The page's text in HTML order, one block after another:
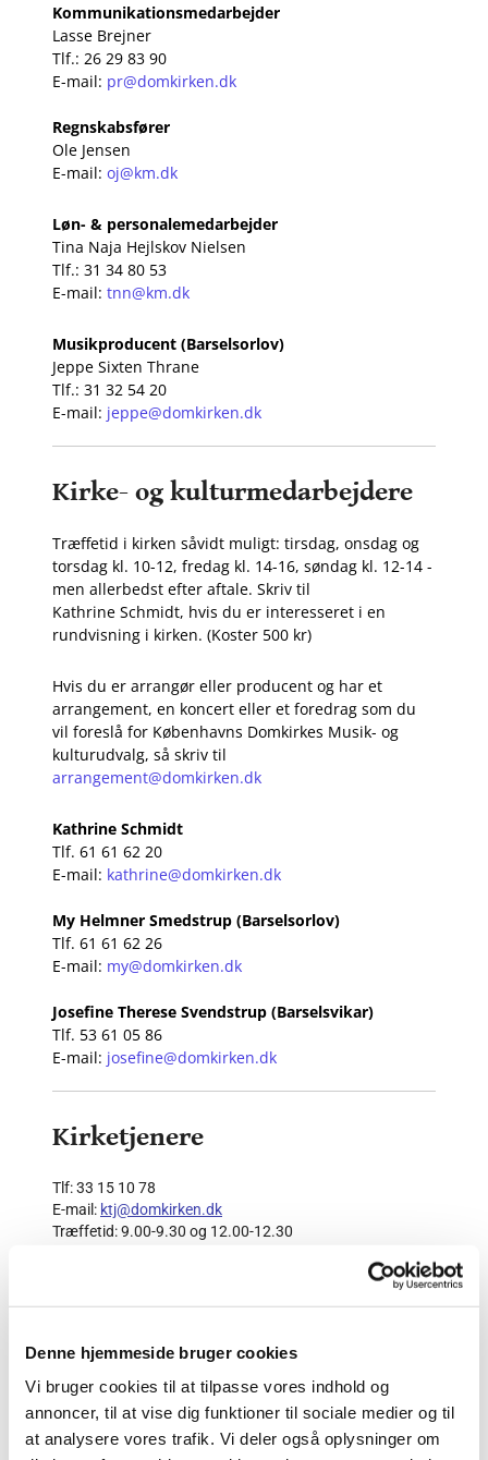
Denne hjemmeside bruger cookies
Vi bruger cookies til at tilpasse vores indhold og
annoncer, til at vise dig funktioner til sociale medier og til
at analysere vores trafik. Vi deler også oplysninger om
Kommunikationsmedarbejder
Lasse Brejner
Tlf.: 26 29 83 90
E-mail: pr@domkirken.dk
Regnskabsfører
Ole Jensen
E-mail: oj@km.dk
Løn- & personalemedarbejder
Tina Naja Hejlskov Nielsen
Tlf.: 31 34 80 53
E-mail: tnn@km.dk
Musikproducent (Barselsorlov)
Jeppe Sixten Thrane
Tlf.: 31 32 54 20
E-mail: jeppe@domkirken.dk
Kirke- og kulturmedarbejdere
Træffetid i kirken såvidt muligt: tirsdag, onsdag og
torsdag kl. 10-12, fredag kl. 14-16, søndag kl. 12-14 -
men allerbedst efter aftale. Skriv til
Kathrine Schmidt, hvis du er interesseret i en
rundvisning i kirken. (Koster 500 kr)
Hvis du er arrangør eller producent og har et
arrangement, en koncert eller et foredrag som du
vil foreslå for Københavns Domkirkes Musik- og
kulturudvalg, så skriv til
arrangement@domkirken.dk
Kathrine Schmidt
Tlf. 61 61 62 20
E-mail: kathrine@domkirken.dk
My Helmner Smedstrup (Barselsorlov)
Tlf. 61 61 62 26
E-mail: my@domkirken.dk
Josefine Therese Svendstrup (Barselsvikar)
Tlf. 53 61 05 86
E-mail: josefine@domkirken.dk
Kirketjenere
Tlf: 33 15 10 78
E-mail: ktj@domkirken.dk
Træffetid: 9.00-9.30 og 12.00-12.30
Jakob Jannerup Larsen
Tlf: 61 61 62 24
E-mail:
jakob@domkirken.dk
Søren Thrane